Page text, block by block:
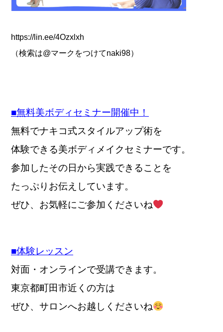
https://lin.ee/4Ozxlxh
（検索は@マークをつけてnaki98）
■無料美ボディセミナー開催中！
無料でナキコ式スタイルアップ術を
体験できる美ボディメイクセミナーです。
参加したその日から実践できることを
たっぷりお伝えしています。
ぜひ、お気軽にご参加くださいね
■体験レッスン
対面・オンラインで受講できます。
東京都町田市近くの方は
ぜひ、サロンへお越しくださいね